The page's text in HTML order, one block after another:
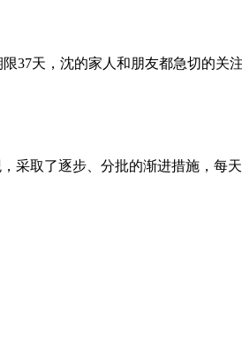
37天，沈的家人和朋友都急切的关
采取了逐步、分批的渐进措施，每